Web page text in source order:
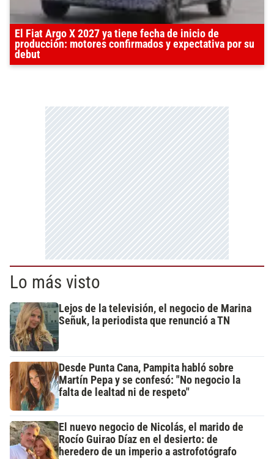
El Fiat Argo X 2027 ya tiene fecha de inicio de
producción: motores confirmados y expectativa por su
debut
Lo más visto
Lejos de la televisión, el negocio de Marina
Señuk, la periodista que renunció a TN
Desde Punta Cana, Pampita habló sobre
Martín Pepa y se confesó: "No negocio la
falta de lealtad ni de respeto"
El nuevo negocio de Nicolás, el marido de
Rocío Guirao Díaz en el desierto: de
heredero de un imperio a astrofotógrafo